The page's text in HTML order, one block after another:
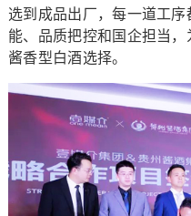
选到成品出厂，每一道工
能、品质把控和国企担当
酱香型白酒选择。